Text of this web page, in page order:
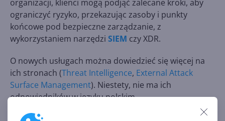
organizacji, klienci mogą podjąć zalecane kroki, aby
ograniczyć ryzyko, przekazując zasoby i punkty
końcowe pod bezpieczne zarządzanie, z
wykorzystaniem narzędzi SIEM czy XDR.
O nowych usługach można dowiedzieć się więcej na
ich stronach (Threat Intelligence, External Attack
Surface Management). Niestety, nie ma ich
odpowiedników w języku polskim.